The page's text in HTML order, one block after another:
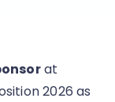
at
2026 as